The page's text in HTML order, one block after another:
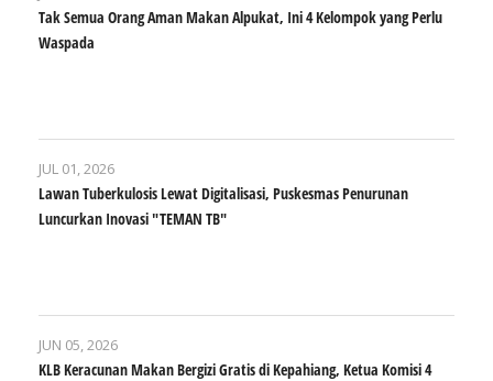
Tak Semua Orang Aman Makan Alpukat, Ini 4 Kelompok yang Perlu
Waspada
JUL 01, 2026
Lawan Tuberkulosis Lewat Digitalisasi, Puskesmas Penurunan
Luncurkan Inovasi "TEMAN TB"
JUN 05, 2026
KLB Keracunan Makan Bergizi Gratis di Kepahiang, Ketua Komisi 4